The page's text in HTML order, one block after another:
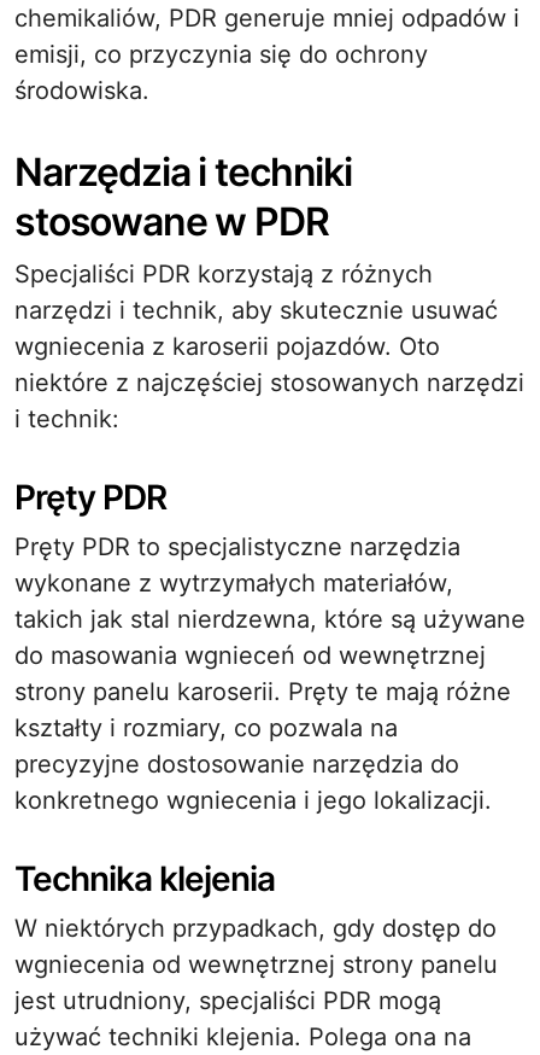
chemikaliów, PDR generuje mniej odpadów i
emisji, co przyczynia się do ochrony
środowiska.
Narzędzia i techniki
stosowane w PDR
Specjaliści PDR korzystają z różnych
narzędzi i technik, aby skutecznie usuwać
wgniecenia z karoserii pojazdów. Oto
niektóre z najczęściej stosowanych narzędzi
i technik:
Pręty PDR
Pręty PDR to specjalistyczne narzędzia
wykonane z wytrzymałych materiałów,
takich jak stal nierdzewna, które są używane
do masowania wgnieceń od wewnętrznej
strony panelu karoserii. Pręty te mają różne
kształty i rozmiary, co pozwala na
precyzyjne dostosowanie narzędzia do
konkretnego wgniecenia i jego lokalizacji.
Technika klejenia
W niektórych przypadkach, gdy dostęp do
wgniecenia od wewnętrznej strony panelu
jest utrudniony, specjaliści PDR mogą
używać techniki klejenia. Polega ona na